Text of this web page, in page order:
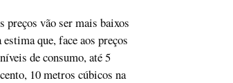
preços vão ser mais baixos
que, face aos preços
de consumo, até 5
10 metros cúbicos na